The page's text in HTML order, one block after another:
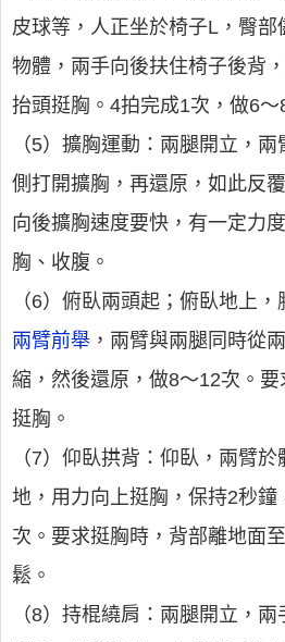
皮球等，人正坐於椅子L，臀
物體，兩手向後扶住椅子後背
抬頭挺胸。4拍完成1次，做6～
（5）擴胸運動：兩腿開立，
側打開擴胸，再還原，如此反
向後擴胸速度要快，有一定力
胸、收腹。
（6）俯臥兩頭起；俯臥地上
兩臂前舉 ，兩臂與兩腿同時從
縮，然後還原，做8～12次。
挺胸。
（7）仰臥拱背：仰臥，兩臂
地，用力向上挺胸，保持2秒鐘
次。要求挺胸時，背部離地面
鬆。
（8）持棍繞肩：兩腿開立，